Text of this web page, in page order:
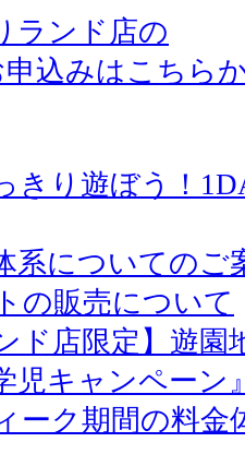
ランド店の
込みはこちら
きり遊ぼう！
系についてのご
の販売について
ド店限定】遊
児キャンペーン
ーク期間の料金